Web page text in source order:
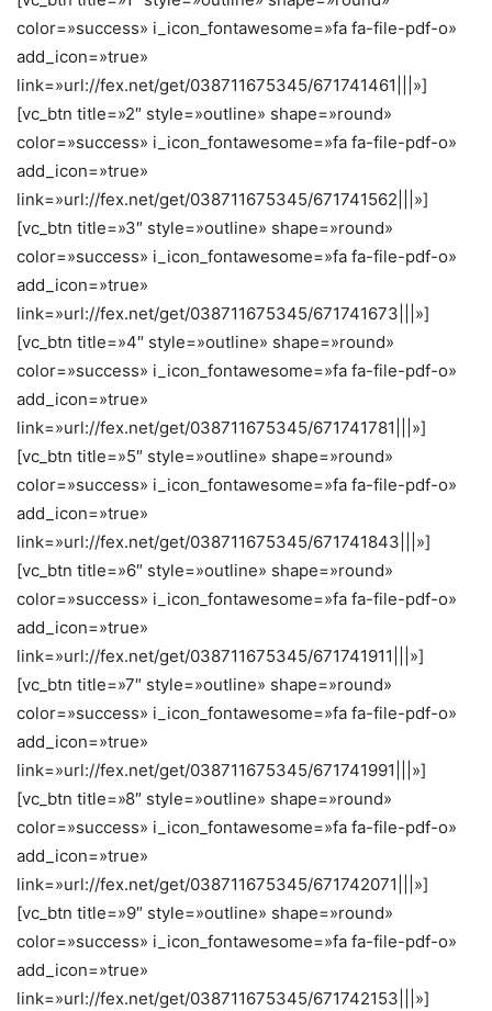
color=»success» i_icon_fontawesome=»fa fa-file-pdf-o»
add_icon=»true»
link=»url://fex.net/get/038711675345/671741461|||»]
[vc_btn title=»2″ style=»outline» shape=»round»
color=»success» i_icon_fontawesome=»fa fa-file-pdf-o»
add_icon=»true»
link=»url://fex.net/get/038711675345/671741562|||»]
[vc_btn title=»3″ style=»outline» shape=»round»
color=»success» i_icon_fontawesome=»fa fa-file-pdf-o»
add_icon=»true»
link=»url://fex.net/get/038711675345/671741673|||»]
[vc_btn title=»4″ style=»outline» shape=»round»
color=»success» i_icon_fontawesome=»fa fa-file-pdf-o»
add_icon=»true»
link=»url://fex.net/get/038711675345/671741781|||»]
[vc_btn title=»5″ style=»outline» shape=»round»
color=»success» i_icon_fontawesome=»fa fa-file-pdf-o»
add_icon=»true»
link=»url://fex.net/get/038711675345/671741843|||»]
[vc_btn title=»6″ style=»outline» shape=»round»
color=»success» i_icon_fontawesome=»fa fa-file-pdf-o»
add_icon=»true»
link=»url://fex.net/get/038711675345/671741911|||»]
[vc_btn title=»7″ style=»outline» shape=»round»
color=»success» i_icon_fontawesome=»fa fa-file-pdf-o»
add_icon=»true»
link=»url://fex.net/get/038711675345/671741991|||»]
[vc_btn title=»8″ style=»outline» shape=»round»
color=»success» i_icon_fontawesome=»fa fa-file-pdf-o»
add_icon=»true»
link=»url://fex.net/get/038711675345/671742071|||»]
[vc_btn title=»9″ style=»outline» shape=»round»
color=»success» i_icon_fontawesome=»fa fa-file-pdf-o»
add_icon=»true»
link=»url://fex.net/get/038711675345/671742153|||»]